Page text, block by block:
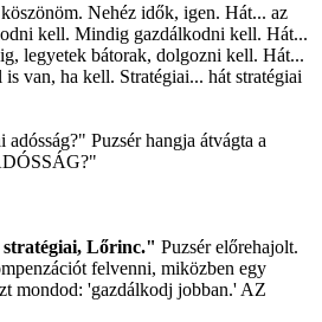
Nehéz idők, igen. Hát... az
kell. Mindig gazdálkodni kell. Hát...
legyetek bátorak, dolgozni kell. Hát...
van, ha kell. Stratégiai... hát stratégiai
adósság?" Puzsér hangja átvágta a
stratégiai, Lőrinc." Puzsér előrehajolt.
felvenni, miközben egy
mondod: 'gazdálkodj jobban.' AZ